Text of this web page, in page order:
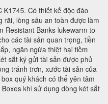
K1745. Có thiết kế độc đáo
rãi, lòng sâu an toàn được làm
Resistant Banks lukewarm to
các tài sản quan trọng, tiền
ngăn ngừa thiệt hại tiềm
sắt ký gửi tài sản được phủ
tránh trơn, xước tài sản của
quý khách có thể yên tâm
khi sử dụng dòng két sắt